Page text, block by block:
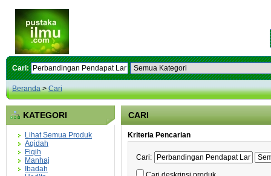
Cari:
Beranda>Cari
KATEGORI
Lihat Semua Produk
Aqidah
Fiqih
Manhaj
Ibadah
CARI
Kriteria Pencarian
Cari: